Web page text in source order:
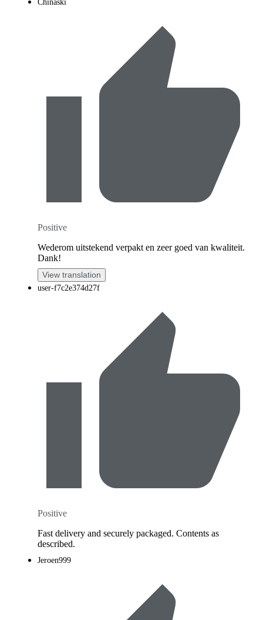
Chinaski
Positive
Wederom uitstekend verpakt en zeer goed van kwaliteit.
Dank!
View translation
user-f7c2e374d27f
Positive
Fast delivery and securely packaged. Contents as
described.
Jeroen999